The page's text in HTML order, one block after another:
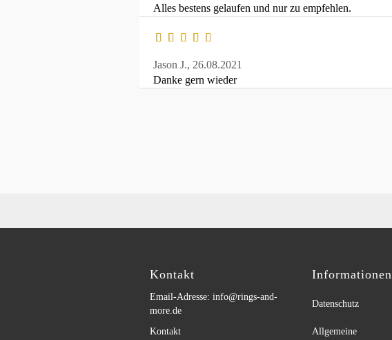
Alles bestens gelaufen und nur zu empfehlen.
Jason J., 26.08.2021
Danke gern wieder
Kontakt
Email-Adresse: info@rings-and-
more.de
Kontakt
Informationen
Datenschutz
Allgemeine